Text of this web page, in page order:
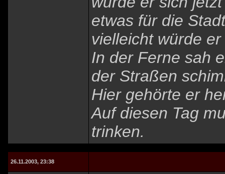
etwas für die
vielleicht würde
In der Ferne sah
der Straßen
Hier gehörte er
Auf diesen Tag
trinken.
26.11.2003, 23:38